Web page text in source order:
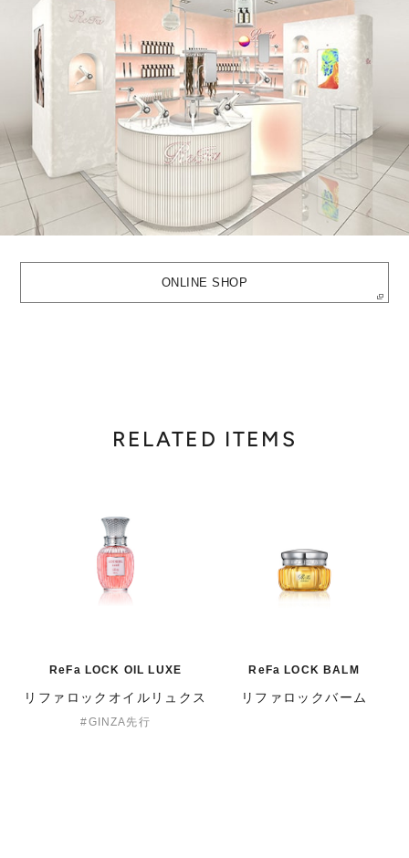
ONLINE SHOP
RELATED ITEMS
ReFa LOCK OIL LUXE
リファロックオイルリュクス
GINZA先行
ReFa LOCK BALM
リファロックバーム